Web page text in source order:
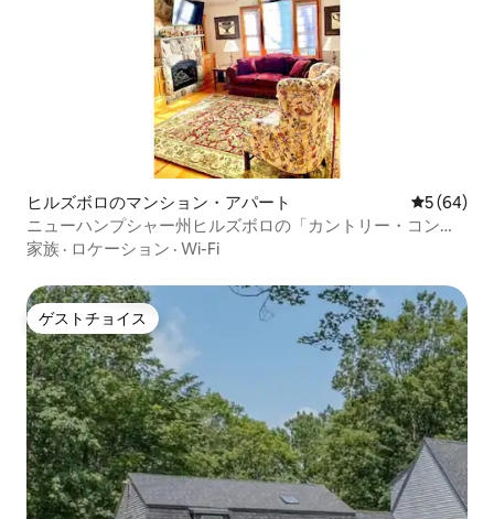
ヒルズボロのマンション・アパート レビュー
5 (64)
ニューハンプシャー州ヒルズボロの「カントリー・コンフ
ォート」。
家族 · ロケーション · Wi-Fi
ゲストチョイス
ゲストチョイス